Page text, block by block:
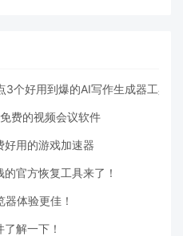
个好用到爆的AI写作生成器工具
费的视频会议软件
好用的游戏加速器
官方恢复工具来了！
体验更佳！
解一下！